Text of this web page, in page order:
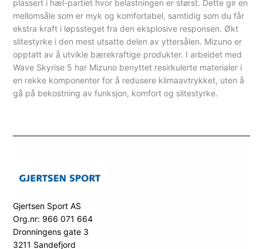
plassert i hæl-partiet hvor belastningen er størst. Dette gir en
mellomsåle som er myk og komfortabel, samtidig som du får
ekstra kraft i løpssteget fra den eksplosive responsen. Økt
slitestyrke i den mest utsatte delen av yttersålen. Mizuno er
opptatt av å utvikle bærekraftige produkter. I arbeidet med
Wave Skyrise 5 har Mizuno benyttet resirkulerte materialer i
en rekke komponenter for å redusere klimaavtrykket, uten å
gå på bekostning av funksjon, komfort og slitestyrke.
Gjertsen Sport AS
Org.nr: 966 071 664
Dronningens gate 3
3211 Sandefjord